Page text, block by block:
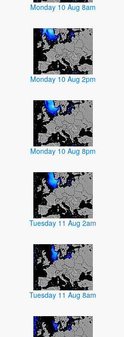
Monday 10 Aug 8am
Monday 10 Aug 2pm
Monday 10 Aug 8pm
Tuesday 11 Aug 2am
Tuesday 11 Aug 8am